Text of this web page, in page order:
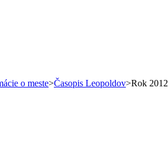
o meste>Časopis Leopoldov>Rok 2012